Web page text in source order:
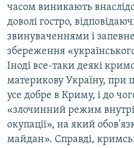
часом виникають
доволі гостро,
звинуваченнями і
збереження
Іноді все-таки деякі
материкову Україну, при
усе добре в Криму, і до
«злочинний режим
окупації», на який
майдан». Справді,